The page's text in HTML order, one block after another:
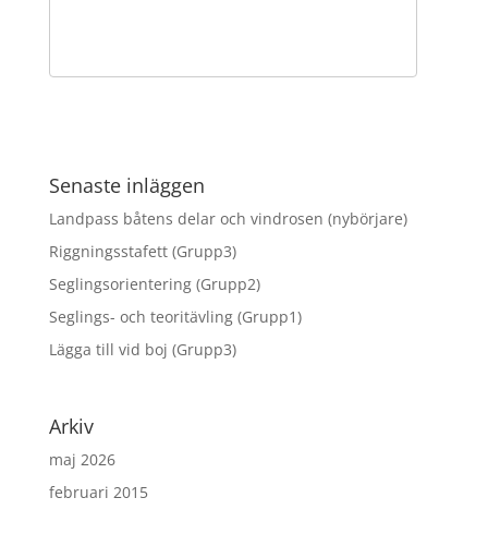
Senaste inläggen
Landpass båtens delar och vindrosen (nybörjare)
Riggningsstafett (Grupp3)
Seglingsorientering (Grupp2)
Seglings- och teoritävling (Grupp1)
Lägga till vid boj (Grupp3)
Arkiv
maj 2026
februari 2015